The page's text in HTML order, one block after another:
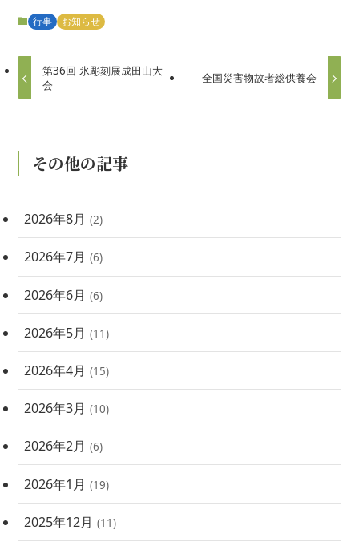
行事 お知らせ
第36回 氷彫刻展成田山大
会
全国災害物故者総供養会
その他の記事
2026年8月 (2)
2026年7月 (6)
2026年6月 (6)
2026年5月 (11)
2026年4月 (15)
2026年3月 (10)
2026年2月 (6)
2026年1月 (19)
2025年12月 (11)